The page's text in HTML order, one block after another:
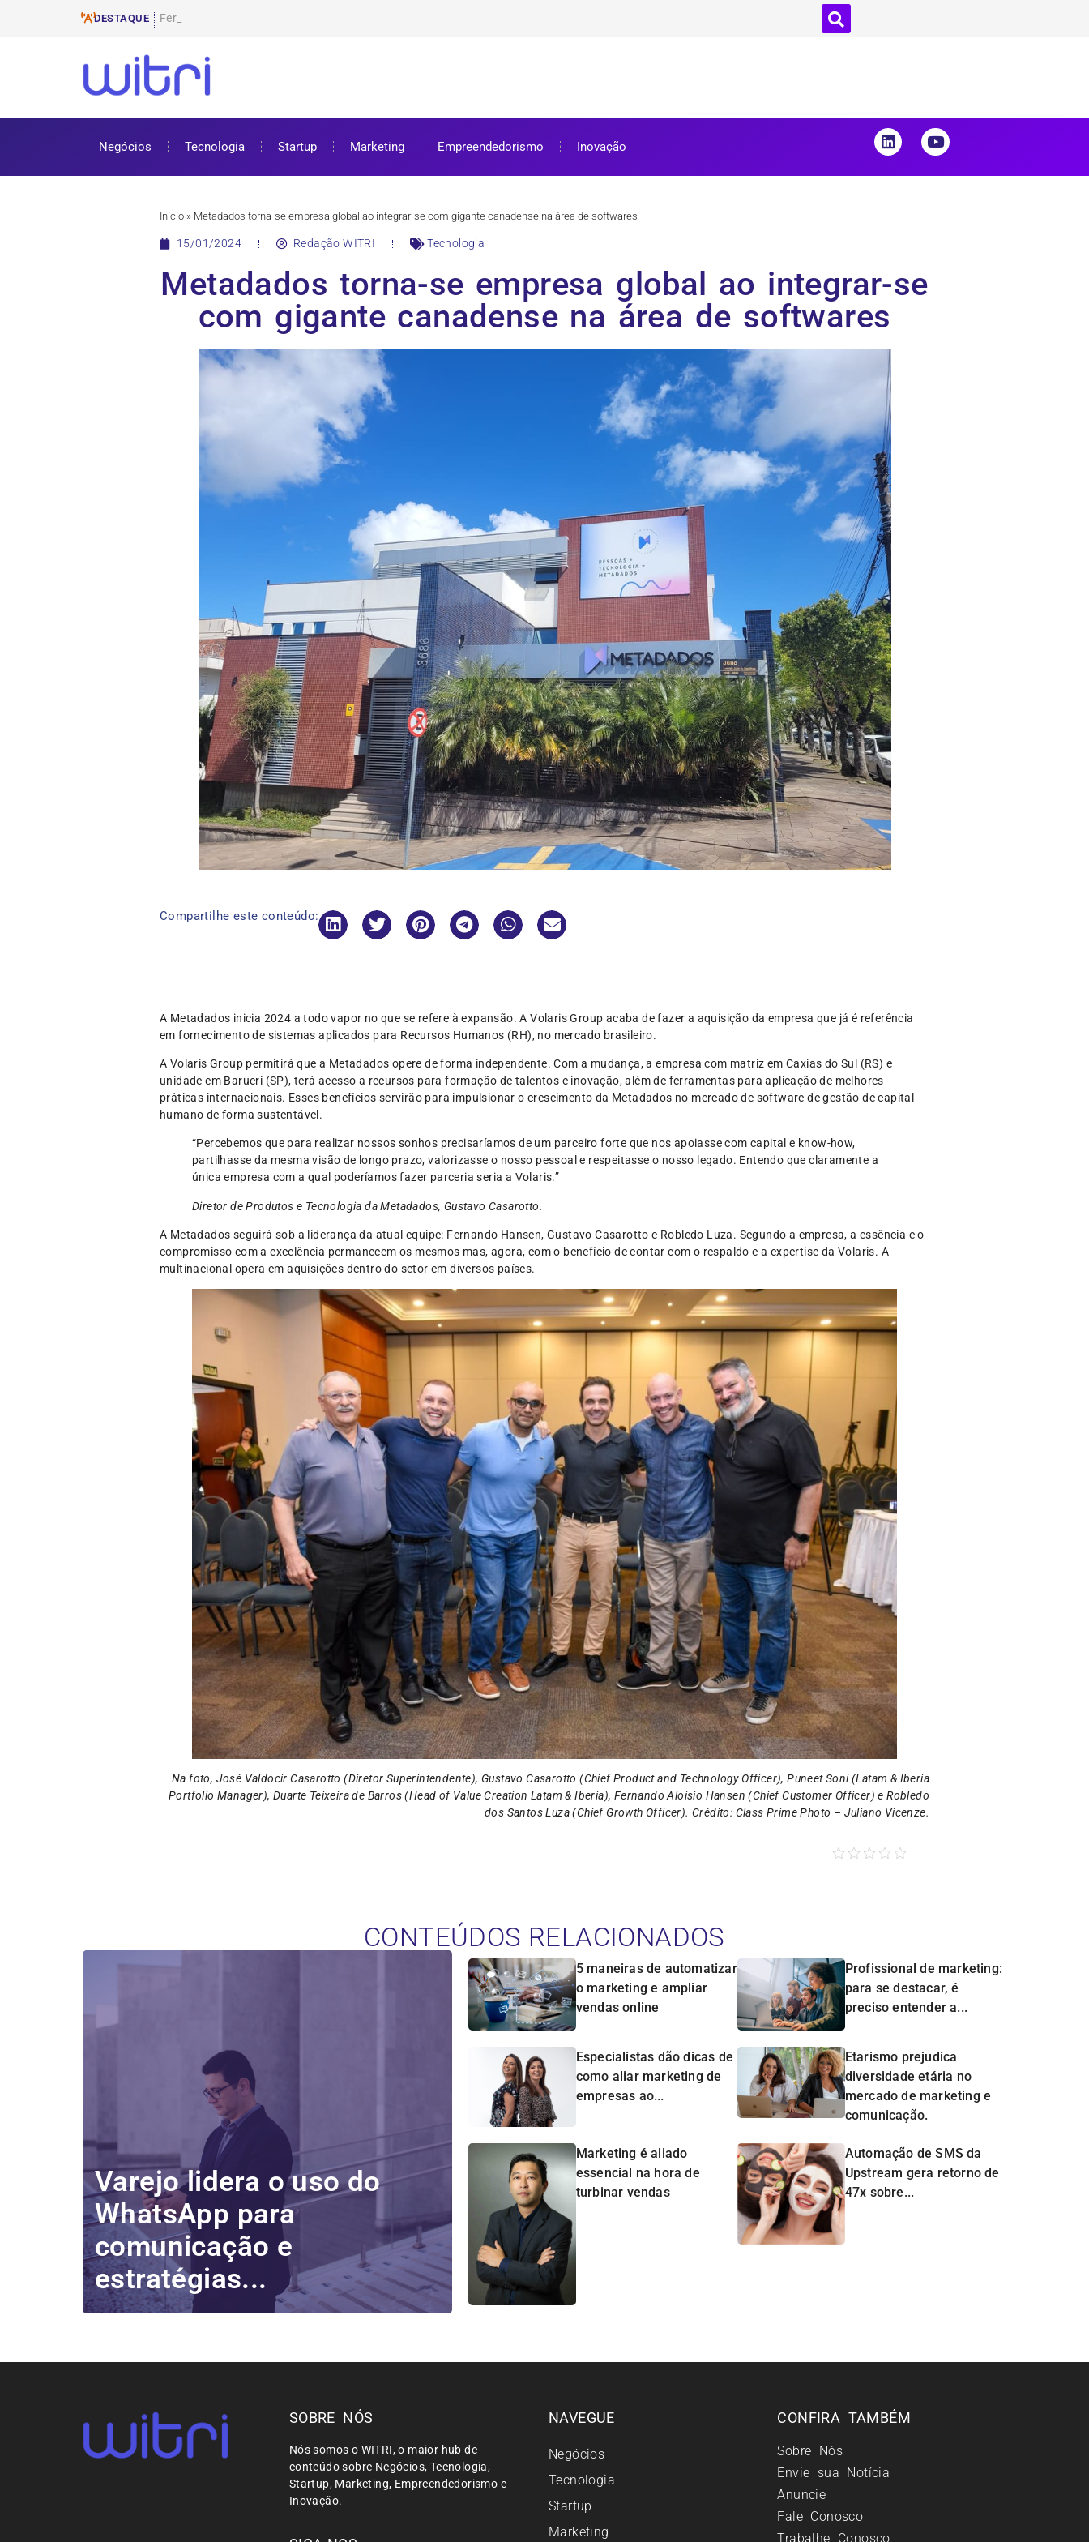
DESTAQUE Ferramentas de E-mail Marketing
ProUni: como funciona e requisitos para bolsa de estudos
Cursos gratuitos online: onde encontrar e como aproveitar
ENEM 2025: datas, inscrições e como se preparar
Negócios Tecnologia Startup Marketing Empreendedorismo Inovação
Início » Metadados torna-se empresa global ao integrar-se com gigante canadense na área de softwares
15/01/2024 Redação WITRI Tecnologia
Metadados torna-se empresa global ao integrar-se
com gigante canadense na área de softwares
Compartilhe este conteúdo:
A Metadados inicia 2024 a todo vapor no que se refere à expansão. A Volaris Group acaba de fazer a aquisição da empresa que já é referência
em fornecimento de sistemas aplicados para Recursos Humanos (RH), no mercado brasileiro.
A Volaris Group permitirá que a Metadados opere de forma independente. Com a mudança, a empresa com matriz em Caxias do Sul (RS) e
unidade em Barueri (SP), terá acesso a recursos para formação de talentos e inovação, além de ferramentas para aplicação de melhores
práticas internacionais. Esses benefícios servirão para impulsionar o crescimento da Metadados no mercado de software de gestão de capital
humano de forma sustentável.
“Percebemos que para realizar nossos sonhos precisaríamos de um parceiro forte que nos apoiasse com capital e know-how,
partilhasse da mesma visão de longo prazo, valorizasse o nosso pessoal e respeitasse o nosso legado. Entendo que claramente a
única empresa com a qual poderíamos fazer parceria seria a Volaris.”
Diretor de Produtos e Tecnologia da Metadados, Gustavo Casarotto.
A Metadados seguirá sob a liderança da atual equipe: Fernando Hansen, Gustavo Casarotto e Robledo Luza. Segundo a empresa, a essência e o
compromisso com a excelência permanecem os mesmos mas, agora, com o benefício de contar com o respaldo e a expertise da Volaris. A
multinacional opera em aquisições dentro do setor em diversos países.
Na foto, José Valdocir Casarotto (Diretor Superintendente), Gustavo Casarotto (Chief Product and Technology Officer), Puneet Soni (Latam & Iberia
Portfolio Manager), Duarte Teixeira de Barros (Head of Value Creation Latam & Iberia), Fernando Aloisio Hansen (Chief Customer Officer) e Robledo
dos Santos Luza (Chief Growth Officer). Crédito: Class Prime Photo – Juliano Vicenze.
CONTEÚDOS RELACIONADOS
Varejo lidera o uso do
WhatsApp para
comunicação e
estratégias...
5 maneiras de automatizar
o marketing e ampliar
vendas online
Profissional de marketing:
para se destacar, é
preciso entender a...
Especialistas dão dicas de
como aliar marketing de
empresas ao...
Etarismo prejudica
diversidade etária no
mercado de marketing e
comunicação.
Marketing é aliado
essencial na hora de
turbinar vendas
Automação de SMS da
Upstream gera retorno de
47x sobre...
SOBRE NÓS
Nós somos o WITRI, o maior hub de
conteúdo sobre Negócios, Tecnologia,
Startup, Marketing, Empreendedorismo e
Inovação.
NAVEGUE
Negócios
Tecnologia
Startup
Marketing
CONFIRA TAMBÉM
Sobre Nós
Envie sua Notícia
Anuncie
Fale Conosco
Trabalhe Conosco